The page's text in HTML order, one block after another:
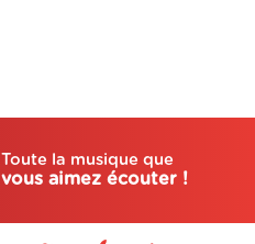
Toute la musique que
vous aimez écouter !